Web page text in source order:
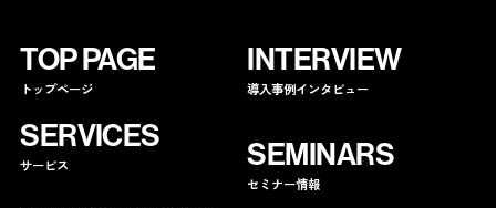
TOP PAGE
トップページ
INTERVIEW
導入事例インタビュー
SERVICES
サービス SEMINARS
セミナー情報